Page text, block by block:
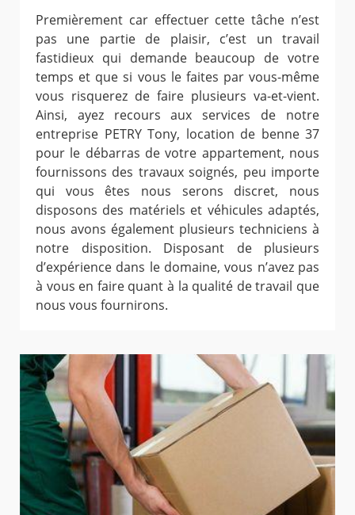
Premièrement car effectuer cette tâche n’est
pas une partie de plaisir, c’est un travail
fastidieux qui demande beaucoup de votre
temps et que si vous le faites par vous-même
vous risquerez de faire plusieurs va-et-vient.
Ainsi, ayez recours aux services de notre
entreprise PETRY Tony, location de benne 37
pour le débarras de votre appartement, nous
fournissons des travaux soignés, peu importe
qui vous êtes nous serons discret, nous
disposons des matériels et véhicules adaptés,
nous avons également plusieurs techniciens à
notre disposition. Disposant de plusieurs
d’expérience dans le domaine, vous n’avez pas
à vous en faire quant à la qualité de travail que
nous vous fournirons.